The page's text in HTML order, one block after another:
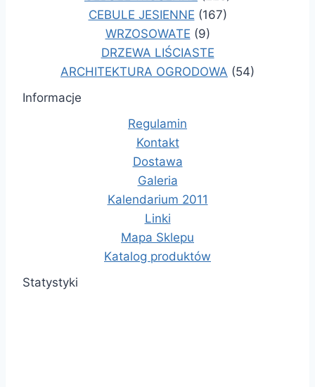
CEBULE JESIENNE (167)
WRZOSOWATE (9)
DRZEWA LIŚCIASTE
ARCHITEKTURA OGRODOWA (54)
Informacje
Regulamin
Kontakt
Dostawa
Galeria
Kalendarium 2011
Linki
Mapa Sklepu
Katalog produktów
Statystyki